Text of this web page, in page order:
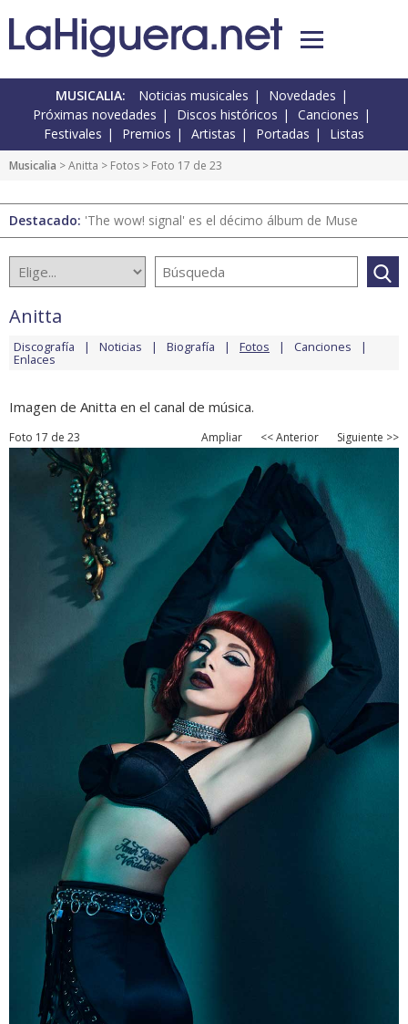
MUSICALIA: Noticias musicales
Novedades
Próximas novedades
Discos históricos
Canciones
Festivales
Premios Artistas Portadas Listas
Musicalia >Anitta > Fotos > Foto 17 de 23
Destacado: 'The wow! signal' es el décimo álbum de Muse
Anitta
Discografía Noticias Biografía Fotos Canciones
Enlaces
Imagen de Anitta en el canal de música.
Foto 17 de 23 Ampliar << Anterior Siguiente >>